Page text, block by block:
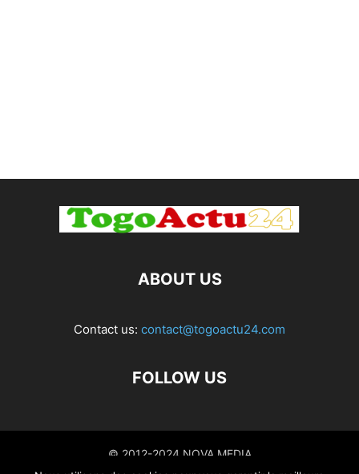
ABOUT US
Contact us: contact@togoactu24.com
FOLLOW US
© 2012-2024 NOVA MEDIA